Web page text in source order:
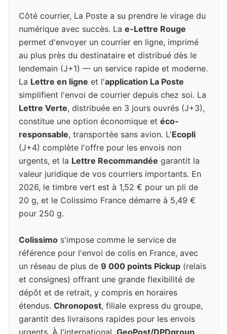
Côté courrier, La Poste a su prendre le virage du
numérique avec succès. La e-Lettre Rouge
permet d'envoyer un courrier en ligne, imprimé
au plus près du destinataire et distribué dès le
lendemain (J+1) — un service rapide et moderne.
La Lettre en ligne et l'application La Poste
simplifient l'envoi de courrier depuis chez soi. La
Lettre Verte, distribuée en 3 jours ouvrés (J+3),
constitue une option économique et éco-
responsable, transportée sans avion. L'Ecopli
(J+4) complète l'offre pour les envois non
urgents, et la Lettre Recommandée garantit la
valeur juridique de vos courriers importants. En
2026, le timbre vert est à 1,52 € pour un pli de
20 g, et le Colissimo France démarre à 5,49 €
pour 250 g.
Colissimo s'impose comme le service de
référence pour l'envoi de colis en France, avec
un réseau de plus de 9 000 points Pickup (relais
et consignes) offrant une grande flexibilité de
dépôt et de retrait, y compris en horaires
étendus. Chronopost, filiale express du groupe,
garantit des livraisons rapides pour les envois